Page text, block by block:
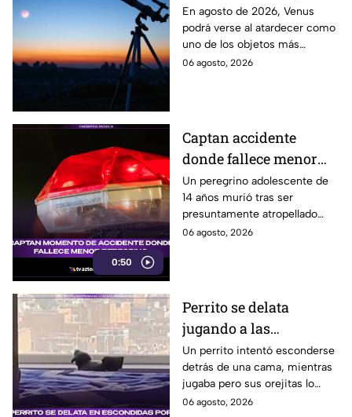
este 2026: ¿Cuándo y
dónde observarlo
desde Puebla?
En agosto de 2026, Venus
podrá verse al atardecer como
uno de los objetos más
brillantes del cielo. Conoce la
06 agosto, 2026
0:50
Captan accidente
donde fallece menor
peregrino en Estado de
México
Un peregrino adolescente de
14 años murió tras ser
presuntamente atropellado
mientras entrenaba en
06 agosto, 2026
Perrito se delata
jugando a las
escondidas y conquista
las redes
Un perrito intentó esconderse
detrás de una cama, mientras
jugaba pero sus orejitas lo
delataron. El tierno video
06 agosto, 2026